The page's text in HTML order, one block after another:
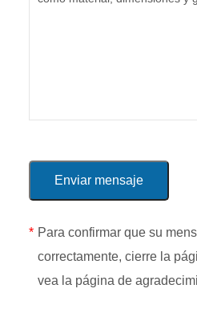
* Para confirmar que su
correctamente, cierre la
vea la página de